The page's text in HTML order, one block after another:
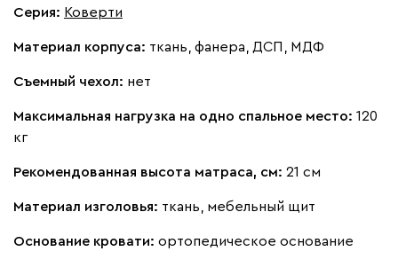
Альтеа
Серия: Коверти
Материал корпуса: ткань, фанера, ДСП, МДФ
Съемный чехол: нет
Максимальная нагрузка на одно спальное место: 120
кг
Рекомендованная высота матраса, см: 21 см
Материал изголовья: ткань, мебельный щит
Основание кровати: ортопедическое основание